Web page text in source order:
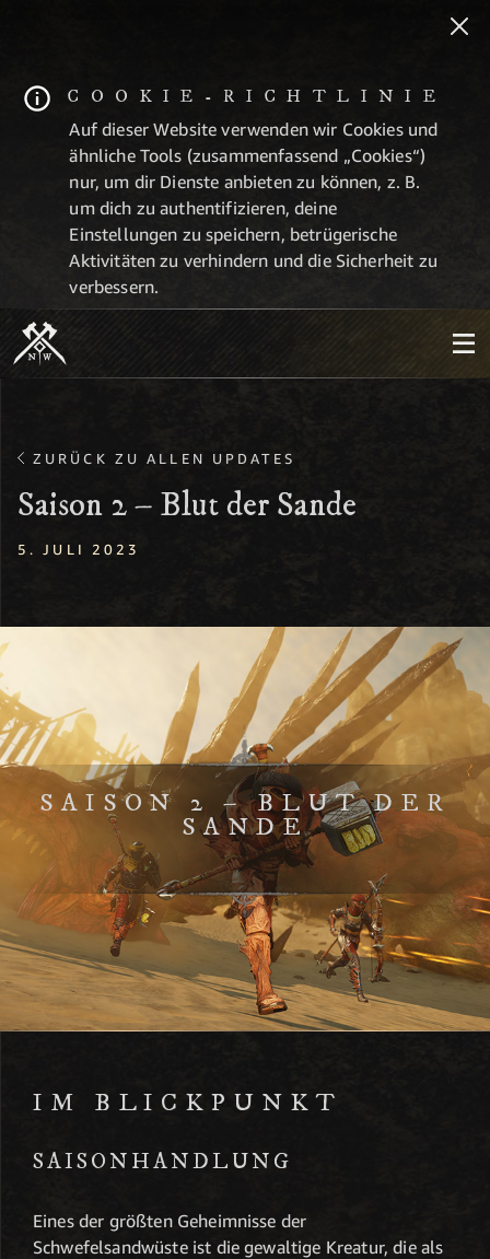
COOKIE-RICHTLINIE
Auf dieser Website verwenden wir Cookies und
ähnliche Tools (zusammenfassend „Cookies“)
nur, um dir Dienste anbieten zu können, z. B.
um dich zu authentifizieren, deine
Einstellungen zu speichern, betrügerische
Aktivitäten zu verhindern und die Sicherheit zu
verbessern.
ZURÜCK ZU ALLEN UPDATES
Saison 2 – Blut der Sande
5. JULI 2023
SAISON 2 – BLUT DER
SANDE
IM BLICKPUNKT
SAISONHANDLUNG
Eines der größten Geheimnisse der
Schwefelsandwüste ist die gewaltige Kreatur, die als